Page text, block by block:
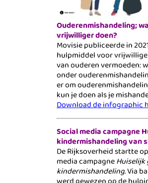
Ouderenmishandeling;
vrijwilliger doen?
Movisie publiceerde in
hulpmiddel voor
van ouderen vermoeden:
onder
er om
kun je doen als je
Download de infographic
Social media campagne
kindermishandeling van
De Rijksoverheid startte
media campagneHuiselijk
kindermishandeling. Via